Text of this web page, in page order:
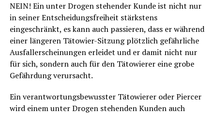
NEIN! Ein unter Drogen stehender Kunde ist nicht nur
in seiner Entscheidungsfreiheit stärkstens
eingeschränkt, es kann auch passieren, dass er während
einer längeren Tätowier-Sitzung plötzlich gefährliche
Ausfallerscheinungen erleidet und er damit nicht nur
für sich, sondern auch für den Tätowierer eine grobe
Gefährdung verursacht.
Ein verantwortungsbewusster Tätowierer oder Piercer
wird einem unter Drogen stehenden Kunden auch